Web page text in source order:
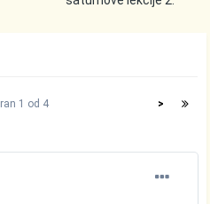
>
1 od 4